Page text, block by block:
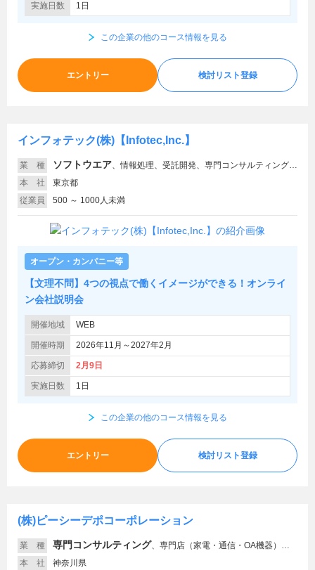
実施日数 1日
この企業の他のコース情報を見る
エントリー 検討リスト登録
インフォテック(株)【Infotec,Inc.】
業 種 ソフトウエア、情報処理、受託開発、専門コンサルティング、セキュリティ
本 社
東京都
従業員
500 ～ 1000人未満
オープン・カンパニー等
【文理不問】4つの視点で働くイメージができる！オンライ
ン会社説明会
開催地域 WEB
開催時期 2026年11月～2027年2月
応募締切 2月9日
実施日数 1日
この企業の他のコース情報を見る
エントリー 検討リスト登録
(株)ピーシーデポコーポレーション
業 種 専門コンサルティング、 専門店（家電・通信・OA機器）、教育、サービス（その他）、ソフトウエア
本 社
神奈川県